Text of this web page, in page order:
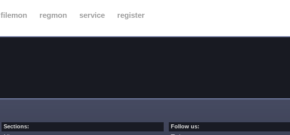
filemon regmon service register
Sections: Follow us: